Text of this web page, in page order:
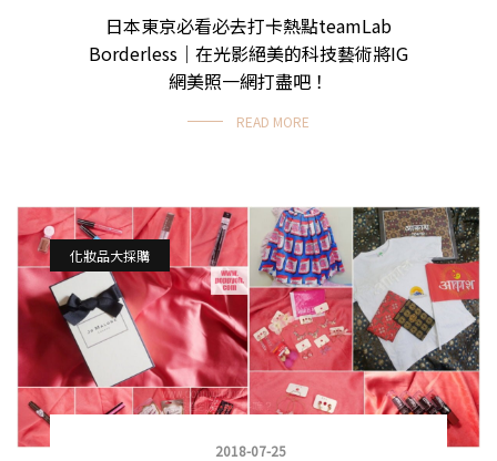
日本東京必看必去打卡熱點teamLab
Borderless｜在光影絕美的科技藝術將IG
網美照一網打盡吧！
READ MORE
化妝品大採購
2018-07-25